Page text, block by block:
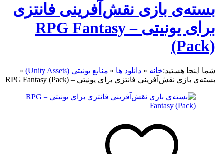
بسته‌ی بازی نقش‌آفرینی فانتزی
برای یونیتی – RPG Fantasy
(Pack)
شما اینجا هستید:خانه » دانلود ها » منابع یونیتی (Unity Assets)
»
بسته‌ی بازی نقش‌آفرینی فانتزی برای یونیتی – RPG Fantasy (Pack)